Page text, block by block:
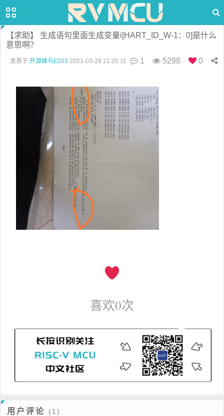
【求助】 生成语句里面生成变量i[HART_ID_W-1：0]是什么
意思啊？
发表于 开源蜂鸟E203 2021-03-28 21:25:11 1 5298 0
喜欢0次
用户评论 (1)